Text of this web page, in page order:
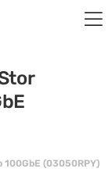
(03050RPY)